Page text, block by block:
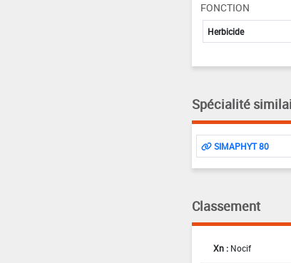
FONCTION
Herbicide
Spécialité
SIMAPHYT 80
Classement
Xn : Nocif